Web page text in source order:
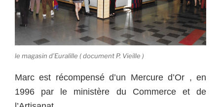
le magasin d’Euralille ( document P. Vieille )
Marc est récompensé d’un Mercure d’Or , en
1996 par le ministère du Commerce et de